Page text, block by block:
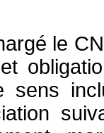
le
sens